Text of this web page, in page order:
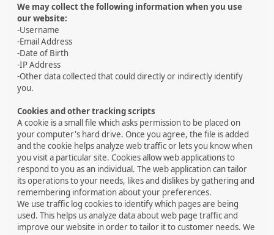
We may collect the following information when you use
our website:
-Username
-Email Address
-Date of Birth
-IP Address
-Other data collected that could directly or indirectly identify
you.
Cookies and other tracking scripts
A cookie is a small file which asks permission to be placed on
your computer's hard drive. Once you agree, the file is added
and the cookie helps analyze web traffic or lets you know when
you visit a particular site. Cookies allow web applications to
respond to you as an individual. The web application can tailor
its operations to your needs, likes and dislikes by gathering and
remembering information about your preferences.
We use traffic log cookies to identify which pages are being
used. This helps us analyze data about web page traffic and
improve our website in order to tailor it to customer needs. We